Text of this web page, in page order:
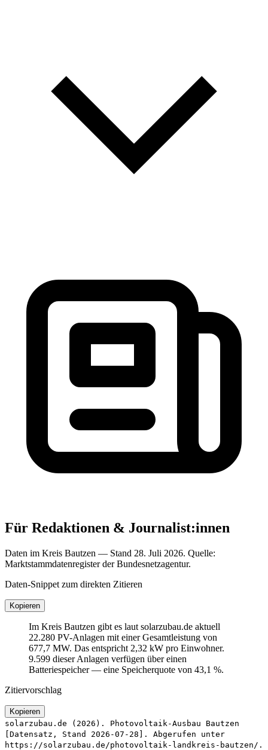
Für Redaktionen & Journalist:innen
Daten im Kreis Bautzen — Stand 28. Juli 2026. Quelle:
Marktstammdatenregister der Bundesnetzagentur.
Daten-Snippet zum direkten Zitieren
Kopieren
Im Kreis Bautzen gibt es laut solarzubau.de aktuell
22.280 PV-Anlagen mit einer Gesamtleistung von
677,7 MW. Das entspricht 2,32 kW pro Einwohner.
9.599 dieser Anlagen verfügen über einen
Batteriespeicher — eine Speicherquote von 43,1 %.
Zitiervorschlag
Kopieren
solarzubau.de (2026). Photovoltaik-Ausbau Bautzen
[Datensatz, Stand 2026-07-28]. Abgerufen unter
https://solarzubau.de/photovoltaik-landkreis-bautzen/.